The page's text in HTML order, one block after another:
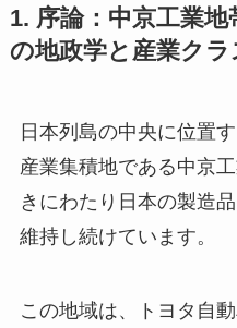
1. 序論：中京工業
の地政学と産業ク
日本列島の中央に位置
産業集積地である中京
きにわたり日本の製造
維持し続けています。
この地域は、トヨタ自